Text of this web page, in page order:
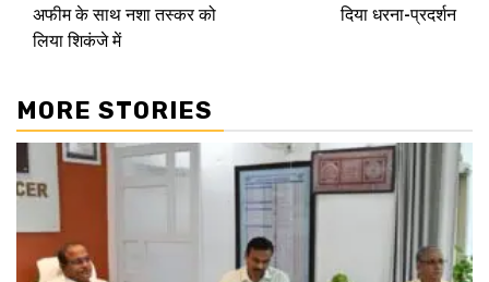
अफीम के साथ नशा तस्कर को
लिया शिकंजे में
दिया धरना-प्रदर्शन
MORE STORIES